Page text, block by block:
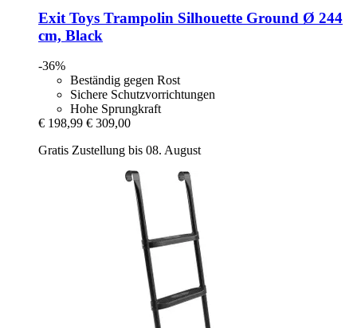
Exit Toys Trampolin Silhouette Ground Ø 244
cm, Black
-36%
Beständig gegen Rost
Sichere Schutzvorrichtungen
Hohe Sprungkraft
€ 198,99 € 309,00
Gratis Zustellung bis 08. August